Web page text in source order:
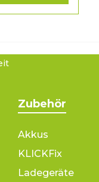
Zubehör
Akkus
KLICKFix
Ladegeräte